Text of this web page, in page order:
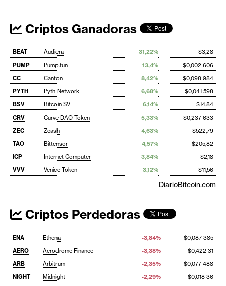
Criptos Ganadoras
BEAT Audiera 31,22%
$3,28
PUMP
Pump.fun 13,4%
$0,002 606
CC
Canton 8,42%
$0,098 984
PYTH
Pyth Network 6,68%
$0,041 598
BSV
Bitcoin SV 6,14%
$14,84
CRV
Curve DAO Token 5,33%
$0,237 633
ZEC
Zcash 4,63%
$522,79
TAO
Bittensor 4,57%
$205,82
ICP
Internet Computer 3,84%
$2,18
VVV
Venice Token 3,12% $11,56
DiarioBitcoin.com
Criptos Perdedoras
ENA Ethena -3,84%
$0,087 385
AERO
Aerodrome Finance -3,38%
$0,422 31
ARB
Arbitrum -2,35%
$0,077 488
NIGHT
Midnight -2,29% $0,018 36